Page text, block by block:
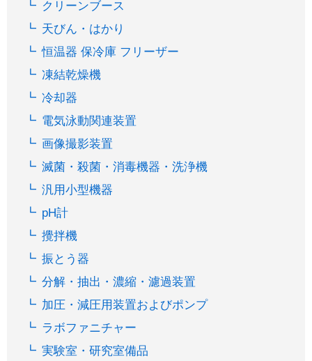
クリーンブース
天びん・はかり
恒温器 保冷庫 フリーザー
凍結乾燥機
冷却器
電気泳動関連装置
画像撮影装置
滅菌・殺菌・消毒機器・洗浄機
汎用小型機器
pH計
攪拌機
振とう器
分解・抽出・濃縮・濾過装置
加圧・減圧用装置およびポンプ
ラボファニチャー
実験室・研究室備品